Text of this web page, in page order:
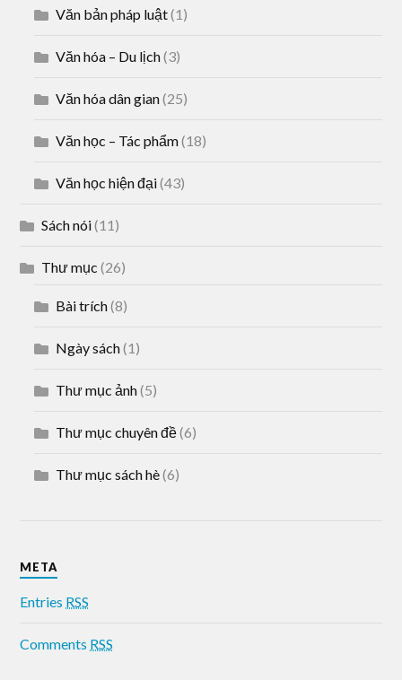
Văn bản pháp luật(1)
Văn hóa – Du lịch(3)
Văn hóa dân gian(25)
Văn học – Tác phẩm(18)
Văn học hiện đại(43)
Sách nói(11)
Thư mục (26)
Bài trích(8)
Ngày sách(1)
Thư mục ảnh(5)
Thư mục chuyên đề(6)
Thư mục sách hè(6)
META
Entries RSS
Comments RSS